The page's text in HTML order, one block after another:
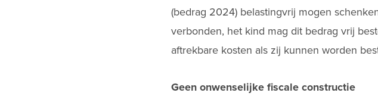
(bedrag 2024) belastingvrij mogen
verbonden, het kind mag dit bedrag vrij
aftrekbare kosten als zij kunnen worden
Geen onwenselijke fiscale constructie